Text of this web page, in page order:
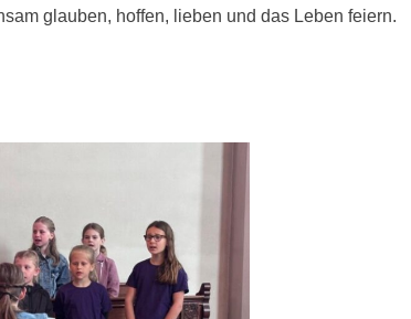
glauben, hoffen, lieben und das Leben feiern.